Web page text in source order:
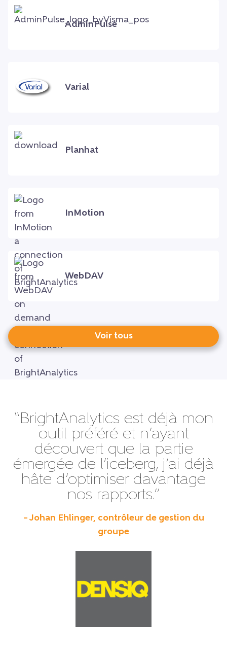
AdminPulse
Varial
Planhat
InMotion
WebDAV
Voir tous
“BrightAnalytics est déjà mon
outil préféré et n’ayant
découvert que la partie
émergée de l’iceberg, j’ai déjà
hâte d’optimiser davantage
nos rapports.”
– Johan Ehlinger, contrôleur de gestion du
groupe